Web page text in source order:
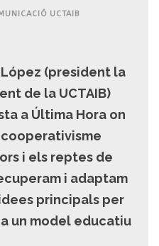
UCTAIB
(president la
de la UCTAIB)
a Última Hora on
i els reptes de
i adaptam
principals per
un model educatiu